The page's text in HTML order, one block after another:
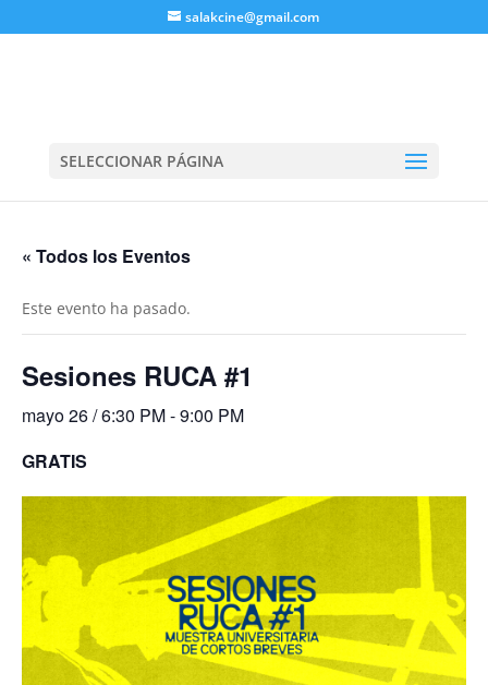
salakcine@gmail.com
SELECCIONAR PÁGINA
« Todos los Eventos
Este evento ha pasado.
Sesiones RUCA #1
mayo 26 / 6:30 PM-9:00 PM
GRATIS